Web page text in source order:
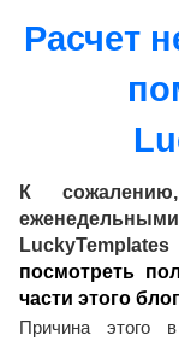
Расчет
К
посмотреть
части этого
Причина этого